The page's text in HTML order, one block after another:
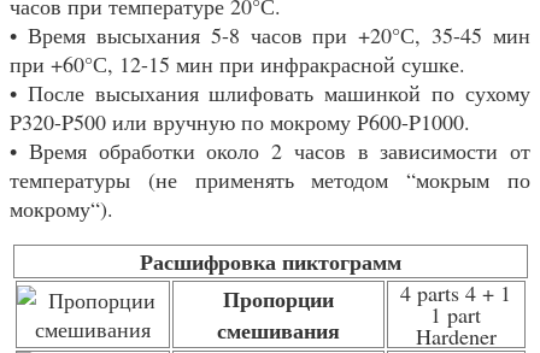
часов при температуре 20°С.
• Время высыхания 5-8 часов при +20°С, 35-45 мин
при +60°С, 12-15 мин при инфракрасной сушке.
• После высыхания шлифовать машинкой по сухому
P320-P500 или вручную по мокрому Р600-P1000.
• Время обработки около 2 часов в зависимости от
температуры (не применять методом “мокрым по
мокрому“).
Расшифровка пиктограмм
Пропорции
смешивания
4 parts 4 + 1
1 part
Hardener